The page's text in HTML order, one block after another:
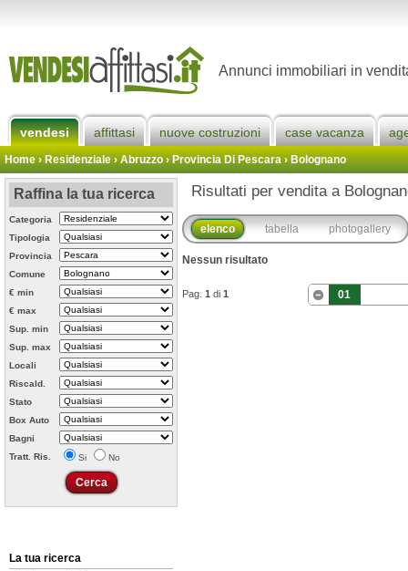
Annunci immobiliari in
vendesi affittasi nuove costruzioni case vacanza
Home› Residenziale › Abruzzo ›Provincia Di Pescara›Bolognano
Raffina la tua ricerca
Categoria
Tipologia
Provincia
Comune
€ min
€ max
Sup. min
Sup. max
Locali
Riscald.
Stato
Box Auto
Bagni
Tratt. Ris.
Si No
La tua ricerca
Risultati per vendita a
elenco tabella photogallery
Nessun risultato
Pag. 1 di 1 01